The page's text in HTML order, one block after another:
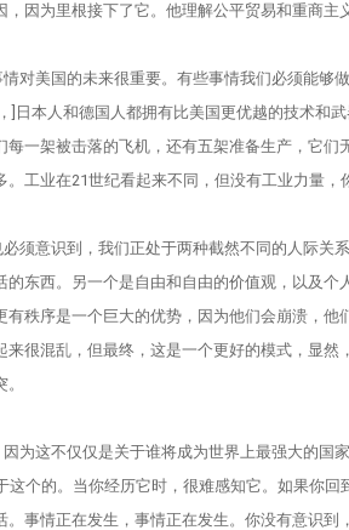
因为里根接下了它。 他理解公平贸易和重商主
对美国的未来很重要。有些事情我们必须能够
]日 本人和德国人都拥有比美国更优越的技术和
一架被击落的飞机， 还有五架准备生产，它们
。工业在21世纪看起来不同，但没有工业力量，
须意识到，我们正处于两种截然不同的人际关
东西。
另一个是自由和自由的价值观，以及个
有秩序是一个巨大的优势，因为他们会崩溃， 他
很混乱，但最终， 这是一个更好的模式，显然
因为这不仅仅是关于谁将成为世界上最强大的国
这个的。当你经历它时，很难感知它。 如果你回
事情正在发生，事情正在发生。你没有意识到